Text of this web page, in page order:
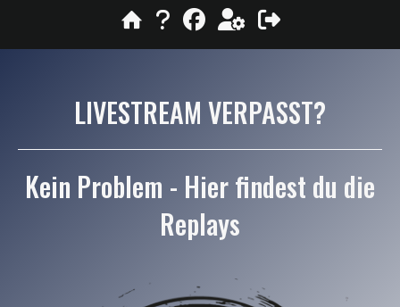
LIVESTREAM VERPASST?
Kein Problem - Hier findest du die
Replays